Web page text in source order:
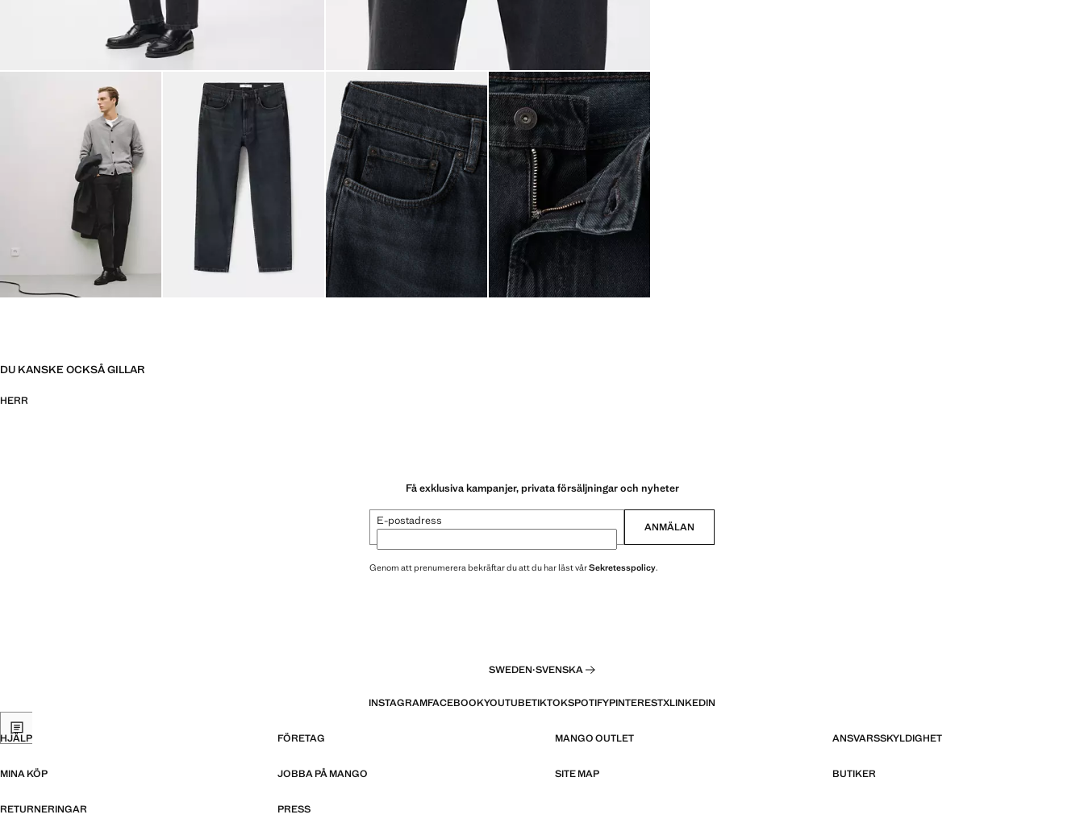
DU KANSKE OCKSÅ GILLAR
HERR
Få exklusiva kampanjer, privata försäljningar och nyheter
E-postadress ANMÄLAN
Genom att prenumerera bekräftar du att du har läst vårSekretesspolicy.
SWEDEN·SVENSKA
INSTAGRAMFACEBOOKYOUTUBETIKTOKSPOTIFYPINTERESTXLINKEDIN
HJÄLP FÖRETAG MANGO OUTLET ANSVARSSKYLDIGHET
MINA KÖP JOBBA PÅ MANGO SITE MAP BUTIKER
RETURNERINGAR PRESS